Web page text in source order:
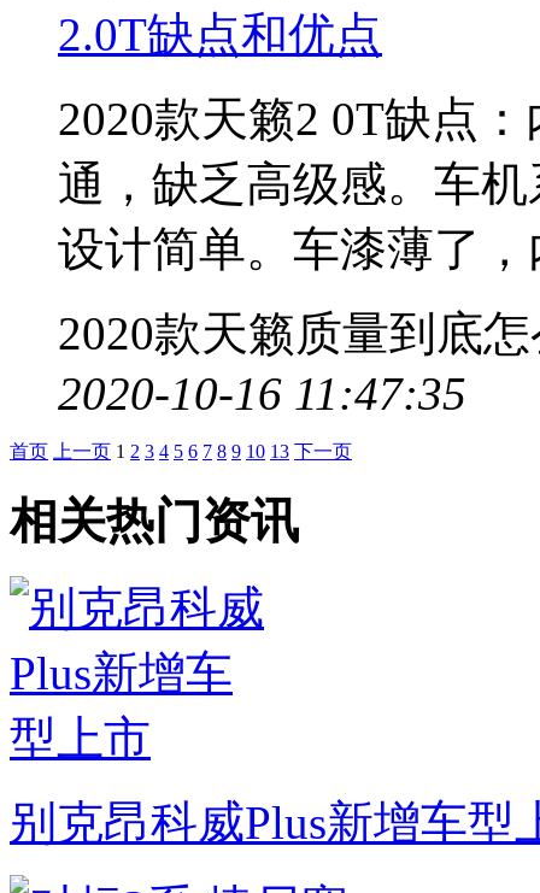
2.0T缺点和优点
2020款天籁2 0T缺点
通，缺乏高级感。车
设计简单。车漆薄了
2020款天籁质量到底
2020-10-16 11:47:35
首页 上一页 1 2 3 4 5 6 7 8 9 10 13 下一页
相关热门资讯
别克昂科威Plus新增车型